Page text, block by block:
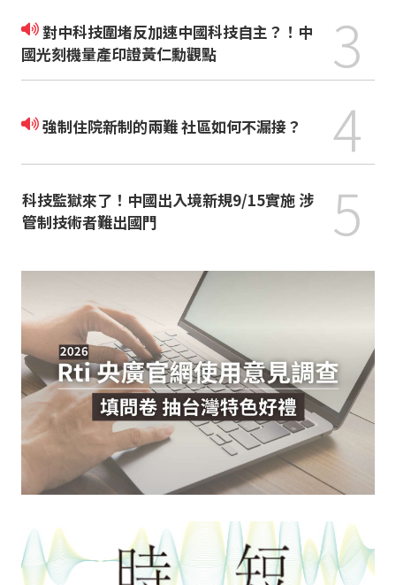
對中科技圍堵反加速中國科技自主？！中
國光刻機量產印證黃仁勳觀點
3
強制住院新制的兩難 社區如何不漏接？ 4
科技監獄來了！中國出入境新規9/15實施 涉
管制技術者難出國門
5